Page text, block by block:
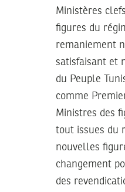
Ministères
figures du
remaniement
satisfaisant et
du Peuple
comme
Ministres des
tout issues du
nouvelles
changement
des